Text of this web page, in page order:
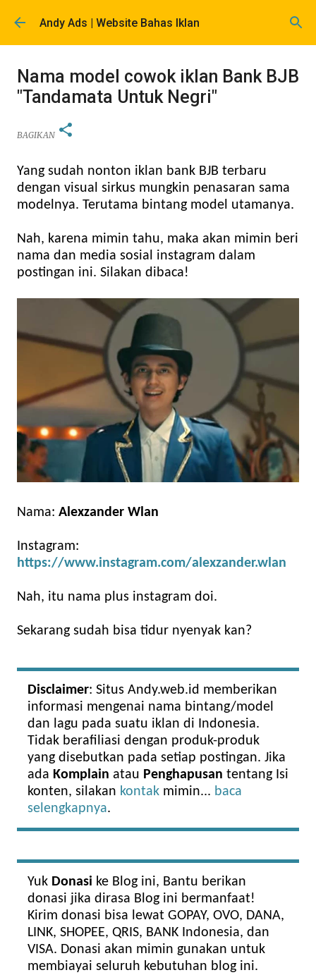
Langsung ke konten utama
Andy Ads | Website Bahas Iklan
Nama model cowok iklan Bank BJB
"Tandamata Untuk Negri"
BAGIKAN
Yang sudah nonton iklan bank BJB terbaru
dengan visual sirkus mungkin penasaran sama
modelnya. Terutama bintang model utamanya.
Nah, karena mimin tahu, maka akan mimin beri
nama dan media sosial instagram dalam
postingan ini. Silakan dibaca!
Nama: Alexzander Wlan
Instagram:
https://www.instagram.com/alexzander.wlan
Nah, itu nama plus instagram doi.
Sekarang sudah bisa tidur nyenyak kan?
Disclaimer: Situs Andy.web.id memberikan
informasi mengenai nama bintang/model
dan lagu pada suatu iklan di Indonesia.
Tidak berafiliasi dengan produk-produk
yang disebutkan pada setiap postingan. Jika
ada Komplain atau Penghapusan tentang Isi
konten, silakan kontak mimin... baca
selengkapnya.
Yuk Donasi ke Blog ini, Bantu berikan
donasi jika dirasa Blog ini bermanfaat!
Kirim donasi bisa lewat GOPAY, OVO, DANA,
LINK, SHOPEE, QRIS, BANK Indonesia, dan
VISA. Donasi akan mimin gunakan untuk
membiayai seluruh kebutuhan blog ini.